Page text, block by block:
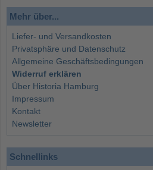
Mehr über...
Liefer- und Versandkosten
Privatsphäre und Datenschutz
Allgemeine Geschäftsbedingungen
Widerruf erklären
Über Historia Hamburg
Impressum
Kontakt
Newsletter
Schnellinks